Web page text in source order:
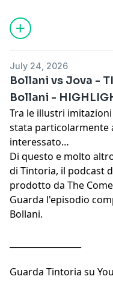
July 24, 2026
Bollani vs Jova -
Bollani -
Tra le illustri
stata particolarmente
interessato…
Di questo e molto
di Tintoria, il podcast
prodotto da The
Guarda l'episodio
Bollani.
Guarda Tintoria su